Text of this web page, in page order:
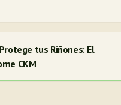
tus Riñones: El
CKM